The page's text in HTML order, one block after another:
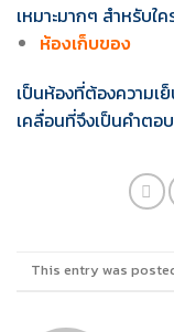
เหมาะมากๆ สำหรับใ
ห้องเก็บของ
เป็นห้องที่ต้องความเย็
เคลื่อนที่จึงเป็นคำตอบ
This entry was